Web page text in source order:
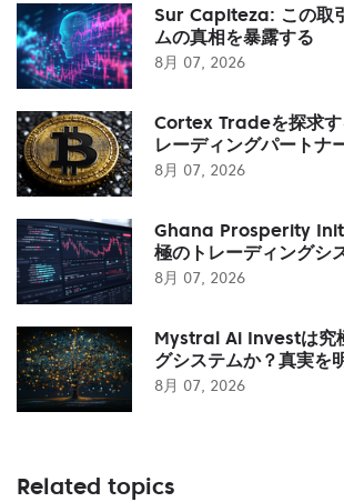
Sur Capiteza: この取
ムの真相を暴露する
8月 07, 2026
Cortex Tradeを探求す
レーディングパートナ
8月 07, 2026
Ghana Prosperity
極のトレーディングシ
8月 07, 2026
Mystral Ai Investは究
グシステムか？真実を
8月 07, 2026
Related topics